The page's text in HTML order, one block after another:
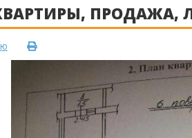
ПРОДАЖА,